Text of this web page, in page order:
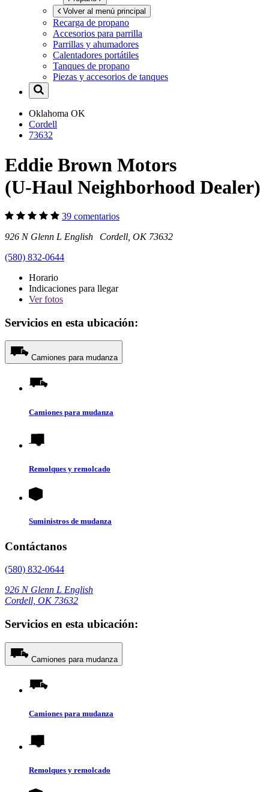
Volver al menú principal
Recarga de propano
Accesorios para parrilla
Parrillas y ahumadores
Calentadores portátiles
Tanques de propano
Piezas y accesorios de tanques
Oklahoma OK
Cordell
73632
Eddie Brown Motors
(U-Haul Neighborhood Dealer)
39 comentarios
926 N Glenn L English Cordell, OK 73632
(580) 832-0644
Horario
Indicaciones para llegar
Verfotos
Servicios en esta ubicación:
Camiones para mudanza
Camiones para mudanza
Remolques y remolcado
Suministros de mudanza
Contáctanos
(580) 832-0644
926 N Glenn L English
Cordell, OK 73632
Servicios en esta ubicación:
Camiones para mudanza
Camiones para mudanza
Remolques y remolcado